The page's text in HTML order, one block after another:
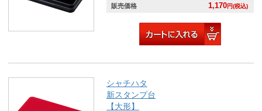
販売価格 1,170円(税込)
シャチハタ
新スタンプ台
【大形】